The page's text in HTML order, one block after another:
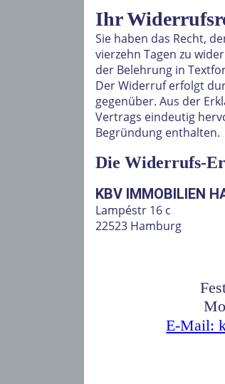
Ihr
Sie haben das Recht,
vierzehn Tagen zu
der Belehrung in
Der Widerruf erfolgt
gegenüber. Aus der
Vertrags eindeutig
Begründung enthalten.
Die Widerrufs-
KBV IMMOBILIEN
Lampéstr 16 c
22523 Hamburg
E-Mail: